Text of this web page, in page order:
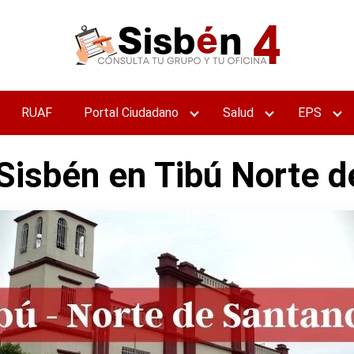
RUAF Portal Ciudadano Salud EPS
en Tibú Norte